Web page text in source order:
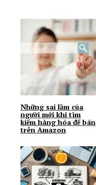
Những sai lầm của
người mới khi tìm
kiếm hàng hóa để bán
trên Amazon